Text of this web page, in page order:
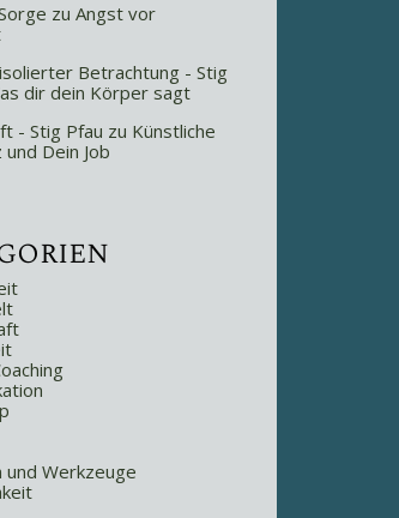
zu Angst vor
Betrachtung - Stig
dir dein Körper sagt
- Stig Pfau zu Künstliche
Dein Job
und Werkzeuge